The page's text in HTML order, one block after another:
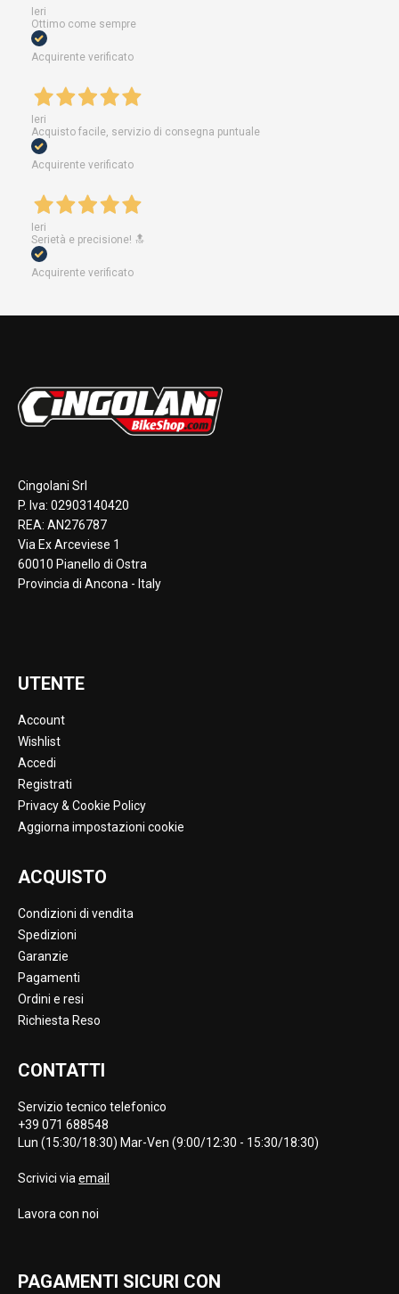
Ieri
Ottimo come sempre
Acquirente verificato
Ieri
Acquisto facile, servizio di consegna puntuale
Acquirente verificato
Ieri
Serietà e precisione! 🔝
Acquirente verificato
Cingolani Srl
P. Iva: 02903140420
REA: AN276787
Via Ex Arceviese 1
60010 Pianello di Ostra
Provincia di Ancona - Italy
UTENTE
Account
Wishlist
Accedi
Registrati
Privacy & Cookie Policy
Aggiorna impostazioni cookie
ACQUISTO
Condizioni di vendita
Spedizioni
Garanzie
Pagamenti
Ordini e resi
Richiesta Reso
CONTATTI
Servizio tecnico telefonico
+39 071 688548
Lun (15:30/18:30) Mar-Ven (9:00/12:30 - 15:30/18:30)
Scrivici via email
Lavora con noi
PAGAMENTI SICURI CON